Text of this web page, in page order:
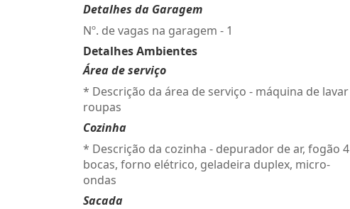
Detalhes da Garagem
Nº. de vagas na garagem - 1
Detalhes Ambientes
Área de serviço
* Descrição da área de serviço - máquina de lavar
roupas
Cozinha
* Descrição da cozinha - depurador de ar, fogão 4
bocas, forno elétrico, geladeira duplex, micro-
ondas
Sacada